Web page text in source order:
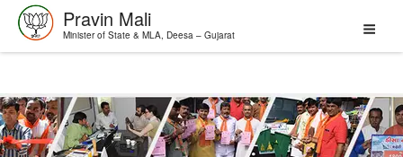
Skip
to
content
Pravin Mali
Minister of State & MLA, Deesa – Gujarat